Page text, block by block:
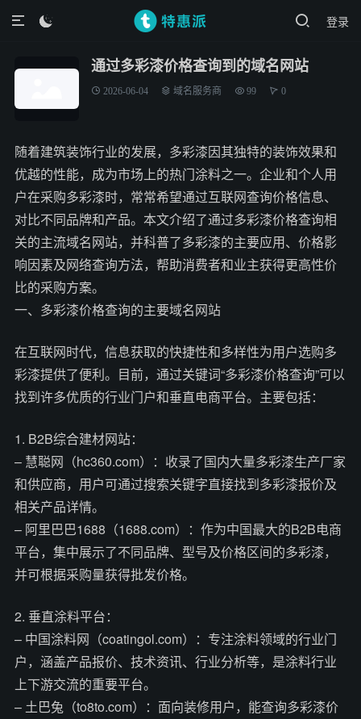
登录

通过多彩漆价格查询到的域名网站
2026-06-04 域名服务商 99 0
随着建筑装饰行业的发展，多彩漆因其独特的装饰效果和
优越的性能，成为市场上的热门涂料之一。企业和个人用
户在采购多彩漆时，常常希望通过互联网查询价格信息、
对比不同品牌和产品。本文介绍了通过多彩漆价格查询相
关的主流域名网站，并科普了多彩漆的主要应用、价格影
响因素及网络查询方法，帮助消费者和业主获得更高性价
比的采购方案。
一、多彩漆价格查询的主要域名网站
在互联网时代，信息获取的快捷性和多样性为用户选购多
彩漆提供了便利。目前，通过关键词“多彩漆价格查询”可以
找到许多优质的行业门户和垂直电商平台。主要包括：
1. B2B综合建材网站：
– 慧聪网（hc360.com）：收录了国内大量多彩漆生产厂家
和供应商，用户可通过搜索关键字直接找到多彩漆报价及
相关产品详情。
– 阿里巴巴1688（1688.com）：作为中国最大的B2B电商
平台，集中展示了不同品牌、型号及价格区间的多彩漆，
并可根据采购量获得批发价格。
2. 垂直涂料平台：
– 中国涂料网（coatingol.com）：专注涂料领域的行业门
户，涵盖产品报价、技术资讯、行业分析等，是涂料行业
上下游交流的重要平台。
– 土巴兔（to8to.com）：面向装修用户，能查询多彩漆价